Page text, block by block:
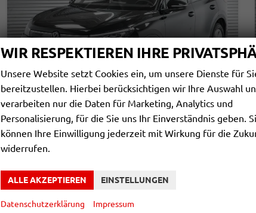
VOLKSWAGEN TIGUAN
1,5 ETSI DSG BASIS - LAGER
sofort lieferbar
Fahrzeugnr. 863966 Getriebe Automatik
01.03.2026
WIR RESPEKTIEREN IHRE
Unsere Website setzt Cookies ein, um unsere Dienste für
bereitzustellen. Hierbei berücksichtigen wir Ihre Auswahl
verarbeiten nur die Daten für Marketing, Analytics und
Personalisierung, für die Sie uns Ihr Einverständnis geben.
können Ihre Einwilligung jederzeit mit Wirkung für die
widerrufen.
ALLE AKZEPTIEREN EINSTELLUNGEN
Datenschutzerklärung Impressum